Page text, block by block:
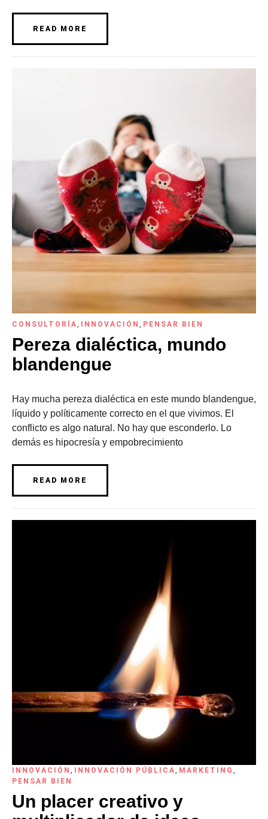
READ MORE
CONSULTORÍA, INNOVACIÓN , PENSAR BIEN
Pereza dialéctica, mundo
blandengue
Hay mucha pereza dialéctica en este mundo blandengue,
líquido y políticamente correcto en el que vivimos. El
conflicto es algo natural. No hay que esconderlo. Lo
demás es hipocresía y empobrecimiento
READ MORE
INNOVACIÓN , INNOVACIÓN PÚBLICA, MARKETING ,
PENSAR BIEN
Un placer creativo y